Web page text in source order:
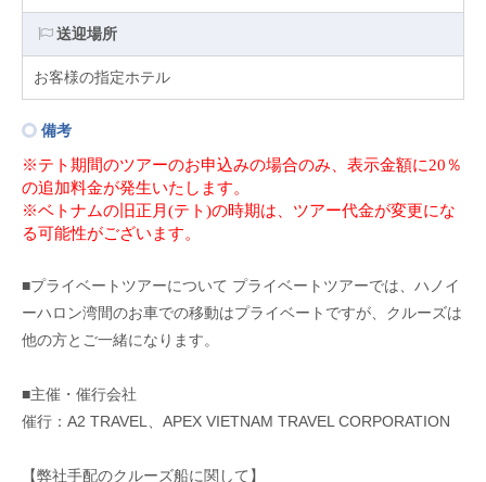
送迎場所
お客様の指定ホテル
備考
※テト期間のツアーのお申込みの場合のみ、表示金額に20 ％
の追加料金が発生いたします。
※ベトナムの旧正月(テト)の時期は、ツアー代金が変更にな
る可能性がございます。
■プライベートツアーについて プライベートツアーでは、ハノイ
ーハロン湾間のお車での移動はプライベートですが、クルーズは
他の方とご一緒になります。
■主催・催行会社
催行：A2 TRAVEL、APEX VIETNAM TRAVEL CORPORATION
【弊社手配のクルーズ船に関して】